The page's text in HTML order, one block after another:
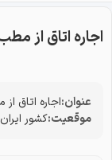
اجاره اتاق از
عنوان:اجاره اتاق
موقعیت:کشور ایران